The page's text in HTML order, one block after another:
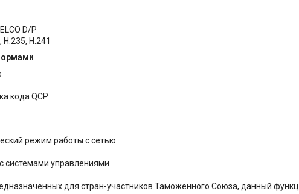
D/P
H.241
кода QCP
режим работы с сетью
системами управлениями
для стран-участников Таможенного Союза, данный